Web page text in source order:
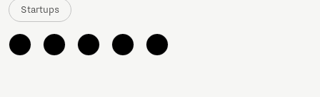
Startups